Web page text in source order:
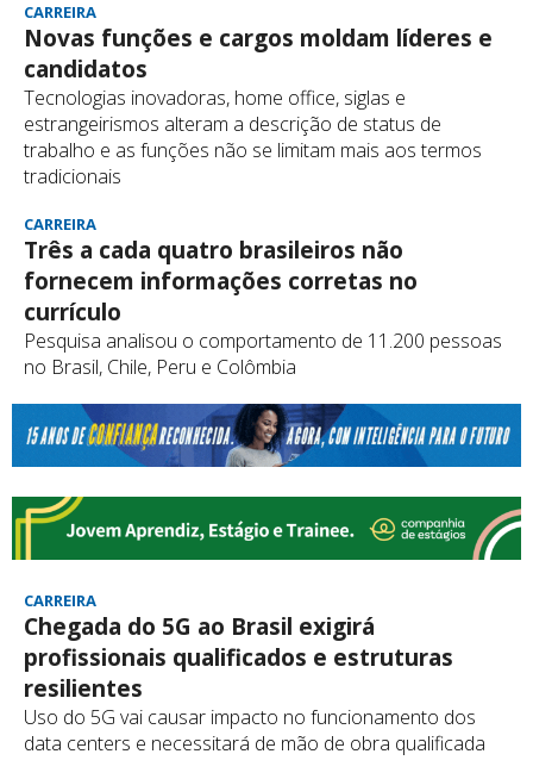
CARREIRA
Novas funções e cargos moldam líderes e
candidatos
Tecnologias inovadoras, home office, siglas e
estrangeirismos alteram a descrição de status de
trabalho e as funções não se limitam mais aos termos
tradicionais
CARREIRA
Três a cada quatro brasileiros não
fornecem informações corretas no
currículo
Pesquisa analisou o comportamento de 11.200 pessoas
no Brasil, Chile, Peru e Colômbia
CARREIRA
Chegada do 5G ao Brasil exigirá
profissionais qualificados e estruturas
resilientes
Uso do 5G vai causar impacto no funcionamento dos
data centers e necessitará de mão de obra qualificada